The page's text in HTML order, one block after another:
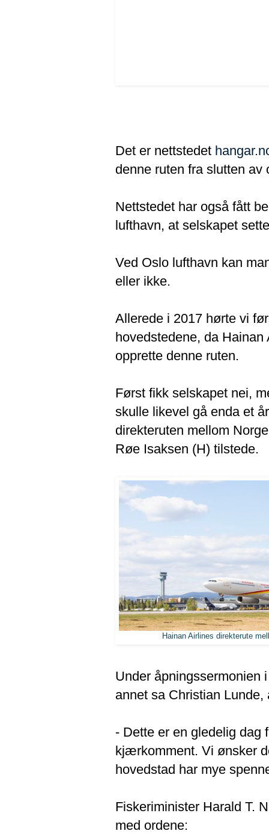
Det er nettstedet
denne ruten fra slutten av
Nettstedet har også fått
lufthavn, at selskapet
Ved Oslo lufthavn kan
eller ikke.
Allerede i 2017 hørte vi
hovedstedene, da
opprette denne ruten.
Først fikk selskapet nei,
skulle likevel gå enda et
direkteruten mellom
Røe Isaksen (H) tilstede.
Hainan Airlines direkterute
Under åpningssermonien
annet sa Christian
- Dette er en gledelig
kjærkomment. Vi ønsker
hovedstad har mye
Fiskeriminister Harald T.
med ordene: